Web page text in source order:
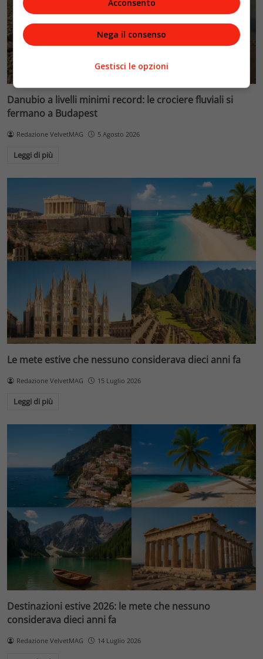
Danubio a livelli minimi record: le crociere fluviali si
fermano a Budapest
Redazione VelvetMAG 5 Agosto 2026
Leggi di più
Le mete estive che nessuno considerava dieci anni fa
Redazione VelvetMAG 15 Luglio 2026
Leggi di più
Destinazioni estive 2026: le mete che nessuno
considerava dieci anni fa
Redazione VelvetMAG 14 Luglio 2026
Acconsento
Nega il consenso
Gestisci le opzioni